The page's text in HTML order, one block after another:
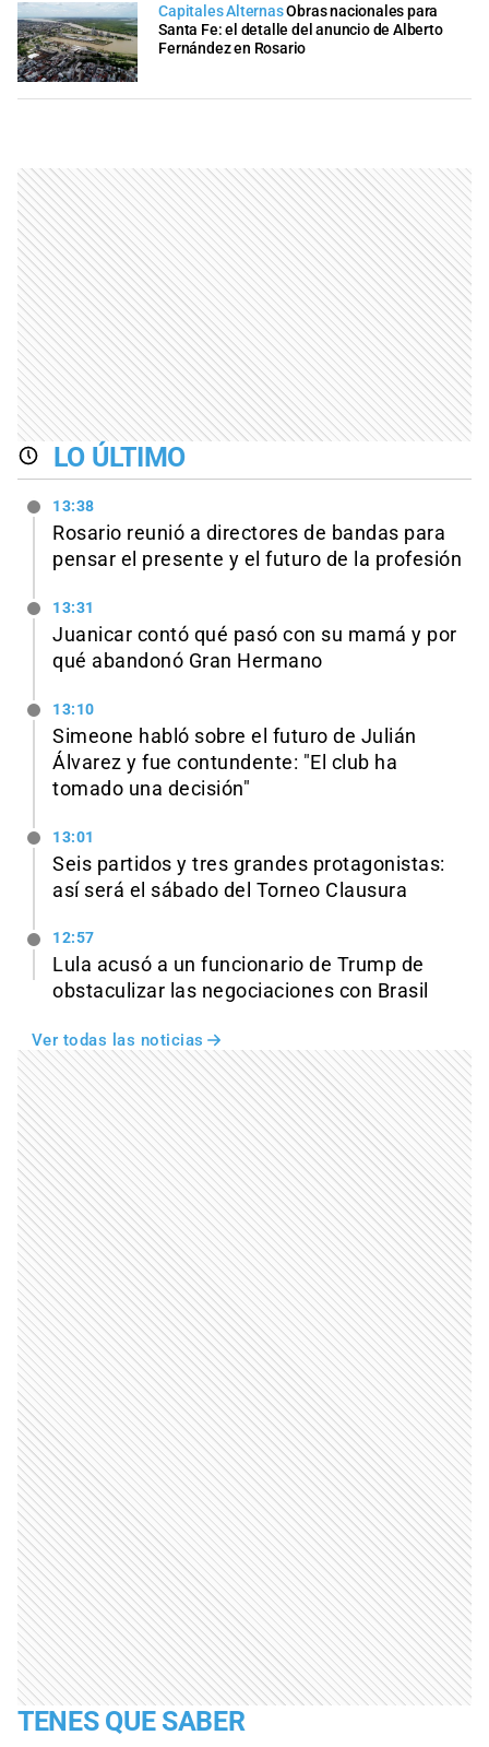
Capitales AlternasObras nacionales para
Santa Fe: el detalle del anuncio de Alberto
Fernández en Rosario
LO ÚLTIMO
13:38
Rosario reunió a directores de bandas para
pensar el presente y el futuro de la profesión
13:31
Juanicar contó qué pasó con su mamá y por
qué abandonó Gran Hermano
13:10
Simeone habló sobre el futuro de Julián
Álvarez y fue contundente: "El club ha
tomado una decisión"
13:01
Seis partidos y tres grandes protagonistas:
así será el sábado del Torneo Clausura
12:57
Lula acusó a un funcionario de Trump de
obstaculizar las negociaciones con Brasil
Ver todas las noticias
TENES QUE SABER